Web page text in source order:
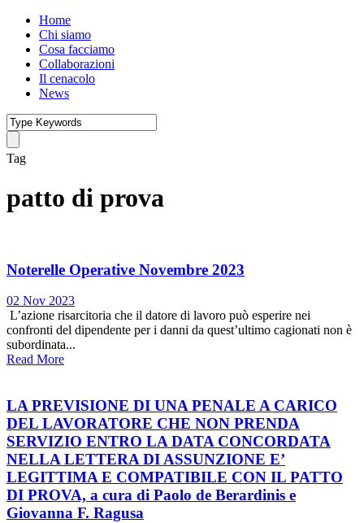
Home
Chi siamo
Cosa facciamo
Collaborazioni
Il cenacolo
News
Tag
patto di prova
Noterelle Operative Novembre 2023
02 Nov 2023
L’azione risarcitoria che il datore di lavoro può esperire nei
confronti del dipendente per i danni da quest’ultimo cagionati non è
subordinata...
Read More
LA PREVISIONE DI UNA PENALE A CARICO
DEL LAVORATORE CHE NON PRENDA
SERVIZIO ENTRO LA DATA CONCORDATA
NELLA LETTERA DI ASSUNZIONE E’
LEGITTIMA E COMPATIBILE CON IL PATTO
DI PROVA, a cura di Paolo de Berardinis e
Giovanna F. Ragusa